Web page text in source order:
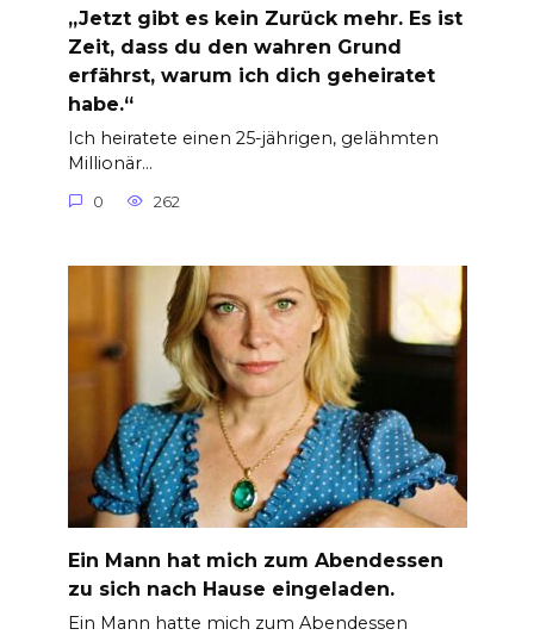
„Jetzt gibt es kein Zurück mehr. Es ist
Zeit, dass du den wahren Grund
erfährst, warum ich dich geheiratet
habe.“
Ich heiratete einen 25-jährigen, gelähmten
Millionär…
0 262
Ein Mann hat mich zum Abendessen
zu sich nach Hause eingeladen.
Ein Mann hatte mich zum Abendessen